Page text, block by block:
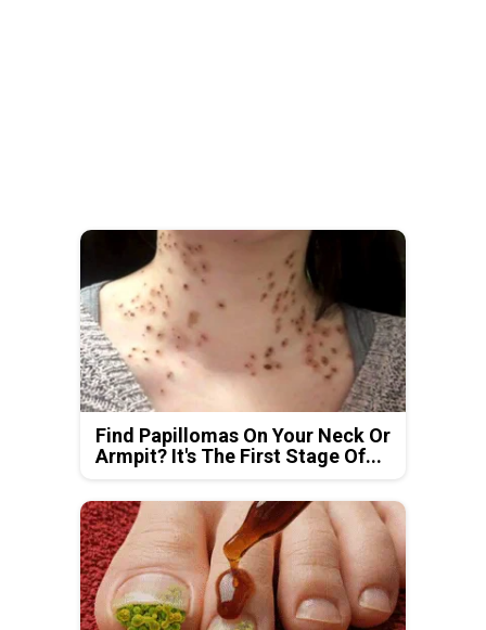
Find Papillomas On Your Neck Or
Armpit? It's The First Stage Of...